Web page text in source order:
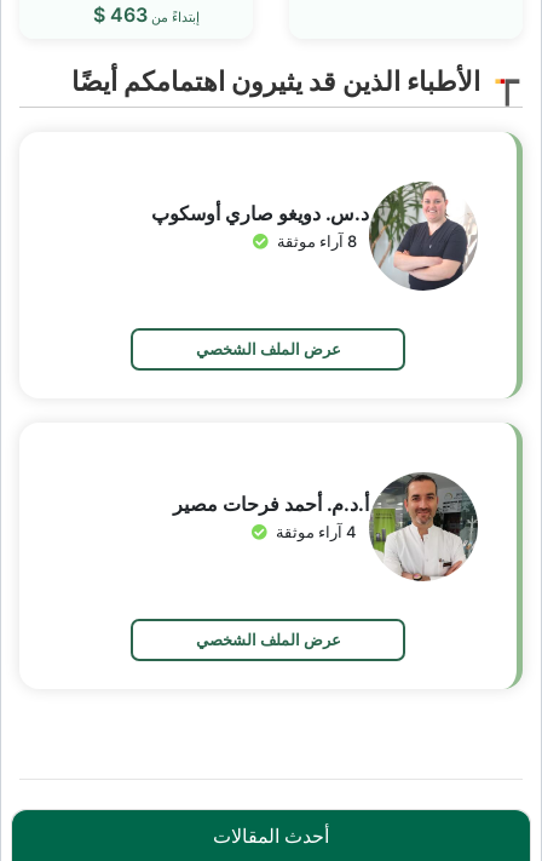
إبتداءً من463 $
الأطباء الذين قد يثيرون اهتمامكم أيضًا
د.س. دويغو صاري أوسكوپ
8 آراء موثقة
عرض الملف الشخصي
أ.د.م. أحمد فرحات مصير
4 آراء موثقة
عرض الملف الشخصي
أحدث المقالات